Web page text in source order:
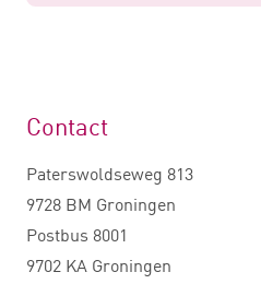
Contact
Paterswoldseweg 813
9728 BM Groningen
Postbus 8001
9702 KA Groningen